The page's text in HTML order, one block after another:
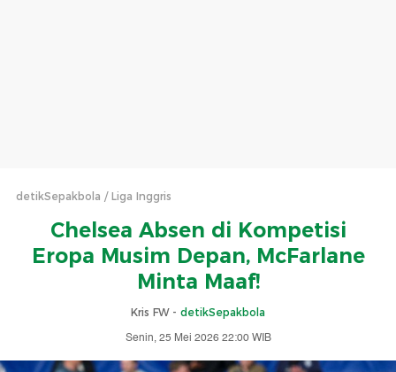
detikSepakbola Liga Inggris
Chelsea Absen di Kompetisi
Eropa Musim Depan, McFarlane
Minta Maaf!
Kris FW - detikSepakbola
Senin, 25 Mei 2026 22:00 WIB